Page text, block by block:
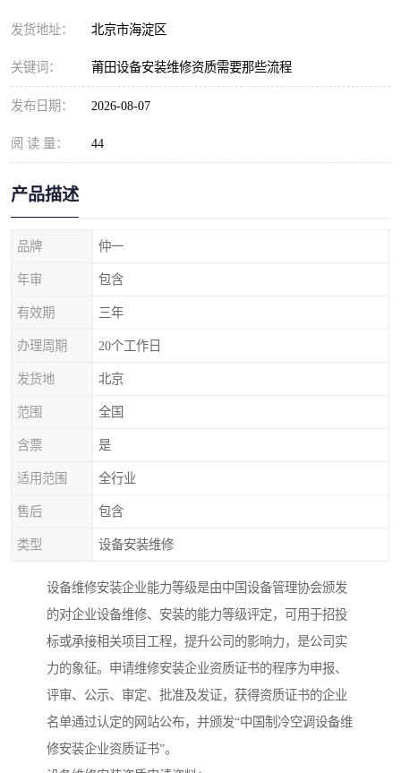
发货地址： 北京市海淀区
关键词： 莆田设备安装维修资质需要那些流程
发布日期： 2026-08-07
阅 读 量： 44
产品描述
品牌 仲一
年审 包含
有效期 三年
办理周期 20个工作日
发货地 北京
范围 全国
含票 是
适用范围 全行业
售后 包含
类型 设备安装维修
设备维修安装企业能力等级是由中国设备管理协会颁发
的对企业设备维修、安装的能力等级评定，可用于招投
标或承接相关项目工程，提升公司的影响力，是公司实
力的象征。申请维修安装企业资质证书的程序为申报、
评审、公示、审定、批准及发证，获得资质证书的企业
名单通过认定的网站公布，并颁发“中国制冷空调设备维
修安装企业资质证书”。